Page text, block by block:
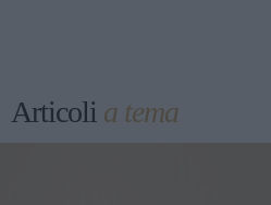
Articoli a tema